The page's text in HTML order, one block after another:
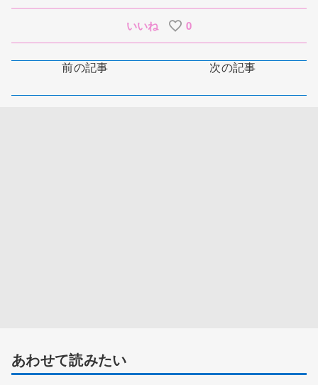
いいね 0
前の記事 次の記事
あわせて読みたい